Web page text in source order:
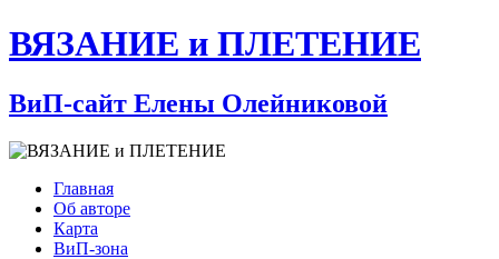
ВЯЗАНИЕ и ПЛЕТЕНИЕ
ВиП-сайт Елены Олейниковой
Главная
Об авторе
Карта
ВиП-зона